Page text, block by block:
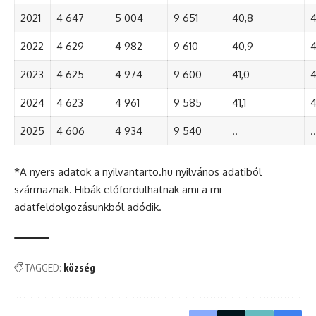
2021 4 647 5 004 9 651 40,8
2022 4 629 4 982 9 610 40,9
2023 4 625 4 974 9 600 41,0
2024 4 623 4 961 9 585 41,1
2025 4 606 4 934 9 540 .. ..
*A nyers adatok a nyilvantarto.hu nyilvános adatiból
származnak. Hibák előfordulhatnak ami a mi
adatfeldolgozásunkból adódik.
TAGGED: község